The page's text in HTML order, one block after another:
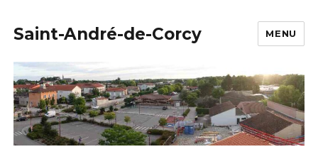
Saint-André-de-Corcy MENU